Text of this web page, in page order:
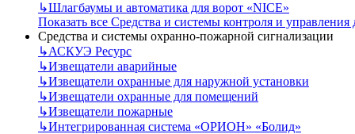
↳Шлагбаумы и автоматика для ворот «NICE»
Показать все Средства и системы контроля и управления
Средства и системы охранно-пожарной сигнализации
↳АСКУЭ Ресурс
↳Извещатели аварийные
↳Извещатели охранные для наружной установки
↳Извещатели охранные для помещений
↳Извещатели пожарные
↳Интегрированная система «ОРИОН» «Болид»